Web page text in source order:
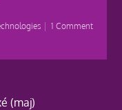
| 1 Comment
(maj)